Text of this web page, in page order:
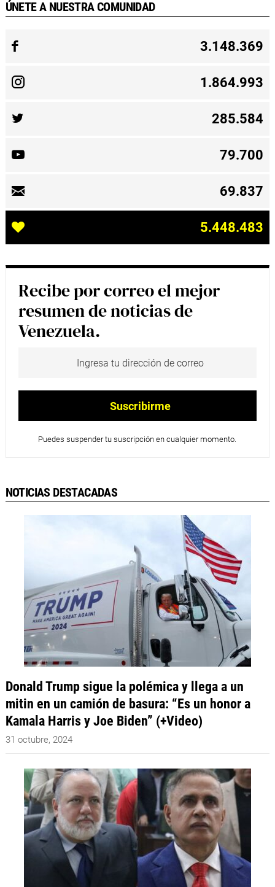
ÚNETE A NUESTRA COMUNIDAD
3.148.369
1.864.993
285.584
79.700
69.837
5.448.483
Recibe por correo el mejor
resumen de noticias de
Venezuela.
Puedes suspender tu suscripción en cualquier momento.
NOTICIAS DESTACADAS
Donald Trump sigue la polémica y llega a un
mitin en un camión de basura: “Es un honor a
Kamala Harris y Joe Biden” (+Video)
31 octubre, 2024